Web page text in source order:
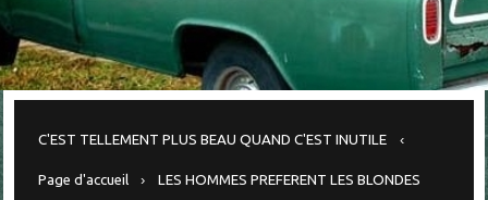
C'EST TELLEMENT PLUS BEAU QUAND C'EST INUTILE
Page d'accueil LES HOMMES PREFERENT LES BLONDES